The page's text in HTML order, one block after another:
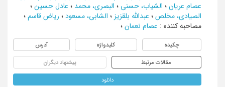
عصام عریان ؛ الشیاب، حسنی ؛ البصری، محمد ؛ عادل حسین ؛
الصیادی، مخلص ؛ عبدالله بلقزیز ؛ الشابی، مسعود ؛ ریاض قاسم ؛
مصاحبه کننده : عصام نعمان ؛
چکیده کلیدواژه آدرس
مقالات مرتبط پیشنهاد دیگران
دانلود